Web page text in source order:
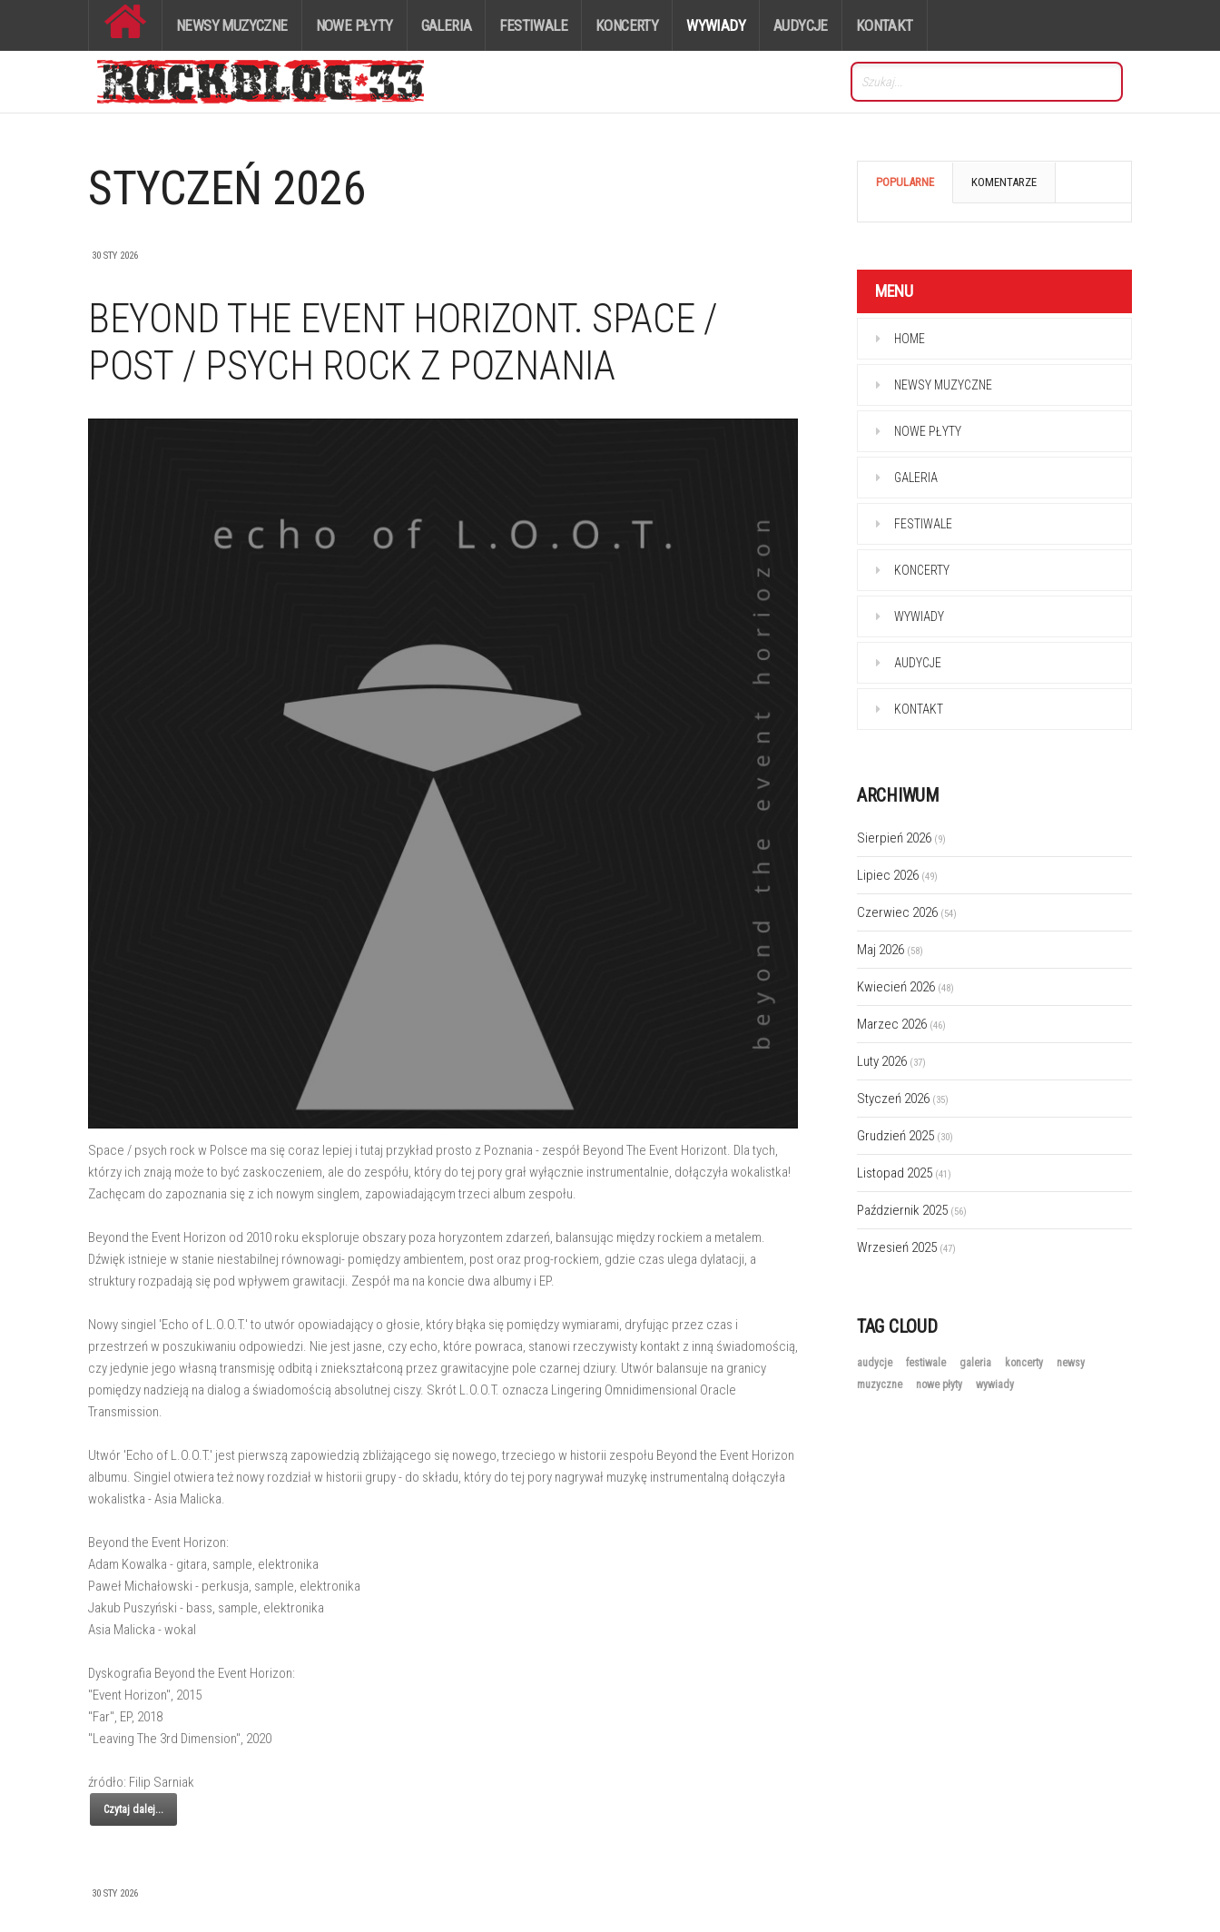
NEWSY MUZYCZNE NOWE PŁYTY GALERIA FESTIWALE KONCERTY WYWIADY AUDYCJE KONTAKT
STYCZEŃ 2026
30 STY 2026
BEYOND THE EVENT HORIZONT. SPACE /
POST / PSYCH ROCK Z POZNANIA
Space / psych rock w Polsce ma się coraz lepiej i tutaj przykład prosto z Poznania - zespół Beyond The Event Horizont. Dla tych,
którzy ich znają może to być zaskoczeniem, ale do zespółu, który do tej pory grał wyłącznie instrumentalnie, dołączyła wokalistka!
Zachęcam do zapoznania się z ich nowym singlem, zapowiadającym trzeci album zespołu.
Beyond the Event Horizon od 2010 roku eksploruje obszary poza horyzontem zdarzeń, balansując między rockiem a metalem.
Dźwięk istnieje w stanie niestabilnej równowagi- pomiędzy ambientem, post oraz prog-rockiem, gdzie czas ulega dylatacji, a
struktury rozpadają się pod wpływem grawitacji. Zespół ma na koncie dwa albumy i EP.
Nowy singiel 'Echo of L.O.O.T.' to utwór opowiadający o głosie, który błąka się pomiędzy wymiarami, dryfując przez czas i
przestrzeń w poszukiwaniu odpowiedzi. Nie jest jasne, czy echo, które powraca, stanowi rzeczywisty kontakt z inną świadomością,
czy jedynie jego własną transmisję odbitą i zniekształconą przez grawitacyjne pole czarnej dziury. Utwór balansuje na granicy
pomiędzy nadzieją na dialog a świadomością absolutnej ciszy. Skrót L.O.O.T. oznacza Lingering Omnidimensional Oracle
Transmission.
Utwór 'Echo of L.O.O.T.' jest pierwszą zapowiedzią zbliżającego się nowego, trzeciego w historii zespołu Beyond the Event Horizon
albumu. Singiel otwiera też nowy rozdział w historii grupy - do składu, który do tej pory nagrywał muzykę instrumentalną dołączyła
wokalistka - Asia Malicka.
Beyond the Event Horizon:
Adam Kowalka - gitara, sample, elektronika
Paweł Michałowski - perkusja, sample, elektronika
Jakub Puszyński - bass, sample, elektronika
Asia Malicka - wokal
Dyskografia Beyond the Event Horizon:
"Event Horizon", 2015
"Far", EP, 2018
"Leaving The 3rd Dimension", 2020
źródło: Filip Sarniak
Czytaj dalej...
30 STY 2026
POPULARNE KOMENTARZE
MENU
HOME
NEWSY MUZYCZNE
NOWE PŁYTY
GALERIA
FESTIWALE
KONCERTY
WYWIADY
AUDYCJE
KONTAKT
ARCHIWUM
Sierpień 2026 (9)
Lipiec 2026 (49)
Czerwiec 2026 (54)
Maj 2026 (58)
Kwiecień 2026 (48)
Marzec 2026 (46)
Luty 2026 (37)
Styczeń 2026 (35)
Grudzień 2025 (30)
Listopad 2025 (41)
Październik 2025 (56)
Wrzesień 2025 (47)
TAG CLOUD
audycje festiwale galeria koncerty
newsy
muzyczne
nowe płyty wywiady